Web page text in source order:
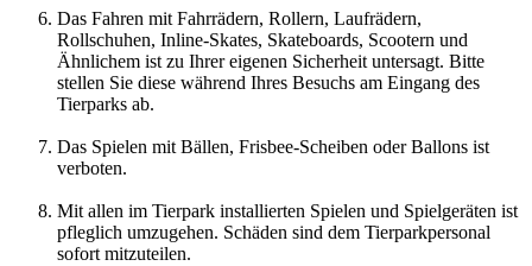
Das Fahren mit Fahrrädern, Rollern, Laufrädern,
Rollschuhen, Inline-Skates, Skateboards, Scootern und
Ähnlichem ist zu Ihrer eigenen Sicherheit untersagt. Bitte
stellen Sie diese während Ihres Besuchs am Eingang des
Tierparks ab.
Das Spielen mit Bällen, Frisbee-Scheiben oder Ballons ist
verboten.
Mit allen im Tierpark installierten Spielen und Spielgeräten ist
pfleglich umzugehen. Schäden sind dem Tierparkpersonal
sofort mitzuteilen.